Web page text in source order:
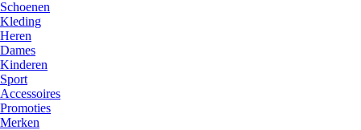
Schoenen
Kleding
Heren
Dames
Kinderen
Sport
Accessoires
Promoties
Merken